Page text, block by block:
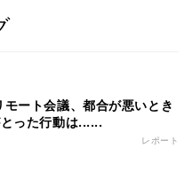
モート会議、都合が悪いとき
った行動は......
レポート